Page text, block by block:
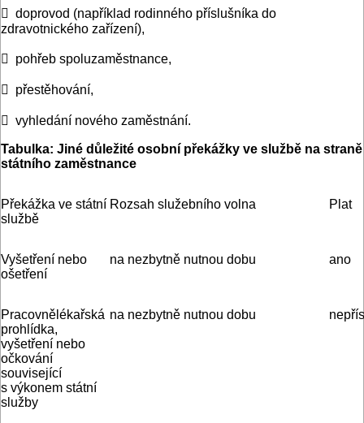
 doprovod (například rodinného příslušníka do
zdravotnického za­­­­­ří­­zení),
 pohřeb spoluzaměstnance,
 přestěhování,
 vyhledání nového zaměstnání.
Tabulka: Jiné důležité osobní překážky ve službě na straně
státního zaměstnance
Překážka ve státní
službě
Rozsah služebního volna Plat
Vyšetření nebo
ošetření
na nezbytně nutnou dobu ano
Pracovnělékařská
prohlídka,
vyšetření nebo
očkování
související
s výkonem státní
služby
na nezbytně nutnou dobu